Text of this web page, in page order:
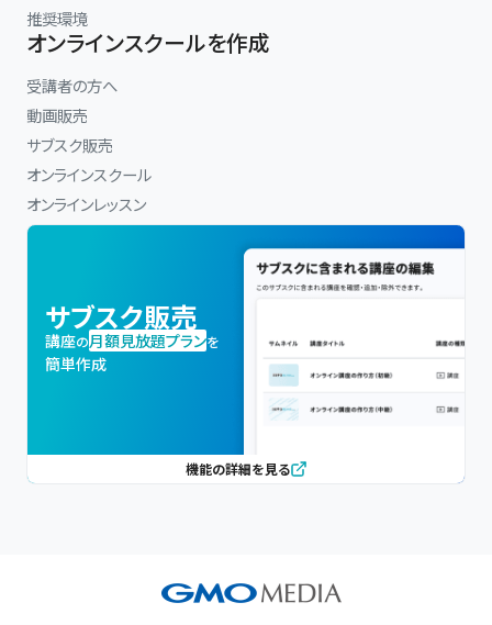
推奨環境
オンラインスクールを作成
受講者の方へ
動画販売
サブスク販売
オンラインスクール
オンラインレッスン
サブスク販売
講座の月額見放題プランを
簡単作成
機能の詳細を見る